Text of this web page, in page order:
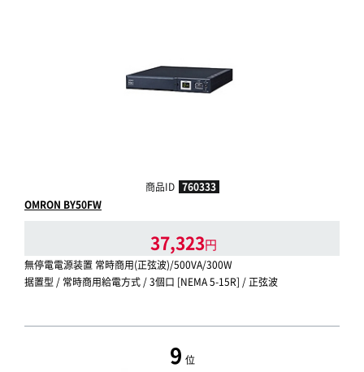
商品ID 760333
OMRON BY50FW
37,323円
無停電電源装置 常時商用(正弦波)/500VA/300W
据置型 / 常時商用給電方式 / 3個口 [NEMA 5-15R] / 正弦波
9 位